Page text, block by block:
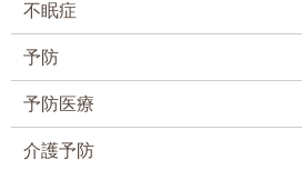
不眠症
予防
予防医療
介護予防